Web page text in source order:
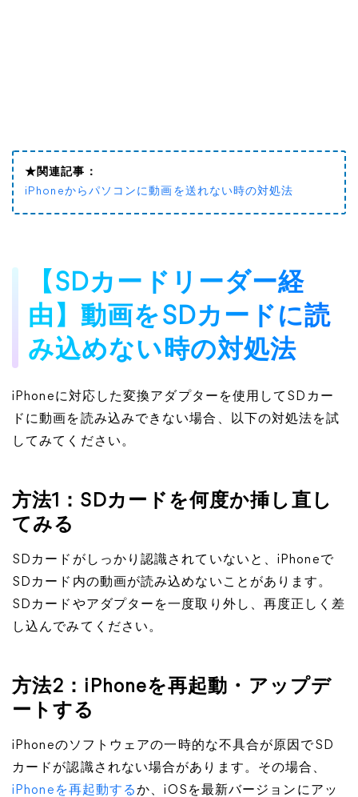
★関連記事：
iPhoneからパソコンに動画を送れない時の対処法
【SDカードリーダー経
由】動画をSDカードに読
み込めない時の対処法
iPhoneに対応した変換アダプターを使用してSDカー
ドに動画を読み込みできない場合、以下の対処法を試
してみてください。
方法1：SDカードを何度か挿し直し
てみる
SDカードがしっかり認識されていないと、iPhoneで
SDカード内の動画が読み込めないことがあります。
SDカードやアダプターを一度取り外し、再度正しく差
し込んでみてください。
方法2：iPhoneを再起動・アップデ
ートする
iPhoneのソフトウェアの一時的な不具合が原因でSD
カードが認識されない場合があります。その場合、
iPhoneを再起動するか、iOSを最新バージョンにアッ